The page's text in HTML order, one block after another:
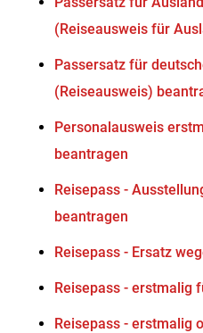
(Reiseausweis für
Passersatz für
(Reiseausweis)
Personalausweis
beantragen
Reisepass -
beantragen
Reisepass - Ersatz
Reisepass - erstmalig
Reisepass - erstmalig